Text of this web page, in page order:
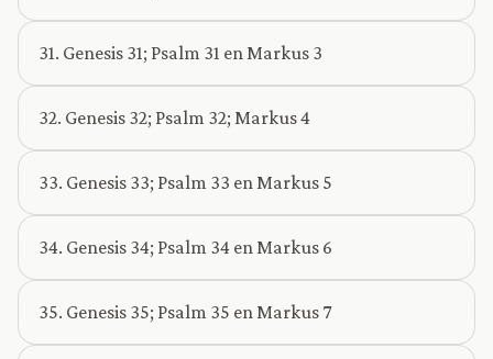
31. Genesis 31; Psalm 31 en Markus 3
32. Genesis 32; Psalm 32; Markus 4
33. Genesis 33; Psalm 33 en Markus 5
34. Genesis 34; Psalm 34 en Markus 6
35. Genesis 35; Psalm 35 en Markus 7